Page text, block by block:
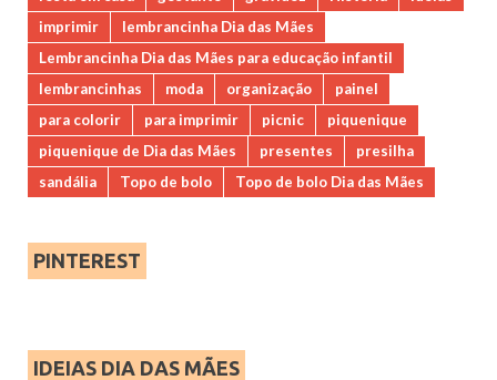
imprimir
lembrancinha Dia das Mães
Lembrancinha Dia das Mães para educação infantil
lembrancinhas
moda organização
painel
para colorir
para imprimir picnic
piquenique
piquenique de Dia das Mães
presentes
presilha
sandália
Topo de bolo Topo de bolo Dia das Mães
PINTEREST
IDEIAS DIA DAS MÃES